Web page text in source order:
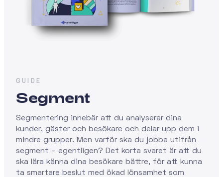
GUIDE
Segment
Segmentering innebär att du analyserar dina
kunder, gäster och besökare och delar upp dem i
mindre grupper. Men varför ska du jobba utifrån
segment – egentligen? Det korta svaret är att du
ska lära känna dina besökare bättre, för att kunna
ta smartare beslut med ökad lönsamhet som